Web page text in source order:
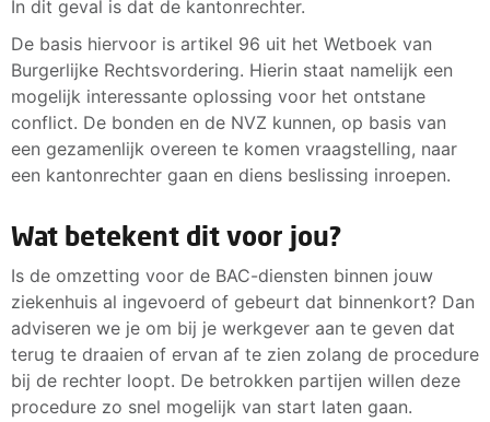
In dit geval is dat de kantonrechter.
De basis hiervoor is artikel 96 uit het Wetboek van
Burgerlijke Rechtsvordering. Hierin staat namelijk een
mogelijk interessante oplossing voor het ontstane
conflict. De bonden en de NVZ kunnen, op basis van
een gezamenlijk overeen te komen vraagstelling, naar
een kantonrechter gaan en diens beslissing inroepen.
Wat betekent dit voor jou?
Is de omzetting voor de BAC-diensten binnen jouw
ziekenhuis al ingevoerd of gebeurt dat binnenkort? Dan
adviseren we je om bij je werkgever aan te geven dat
terug te draaien of ervan af te zien zolang de procedure
bij de rechter loopt. De betrokken partijen willen deze
procedure zo snel mogelijk van start laten gaan.